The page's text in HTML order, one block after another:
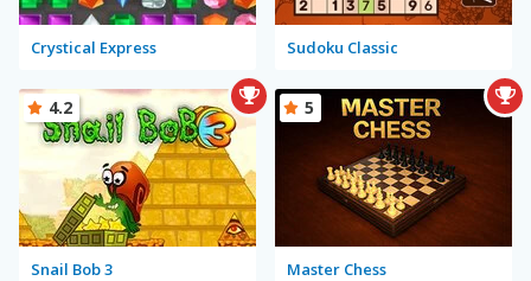
Crystical Express Sudoku Classic
Snail Bob 3
4.2
Master Chess
5